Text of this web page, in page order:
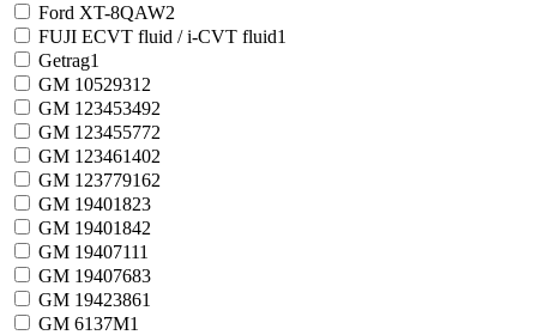
Ford XT-8QAW2
FUJI ECVT fluid / i-CVT fluid1
Getrag1
GM 1052931 2
GM 123453492
GM 123455772
GM 123461402
GM 123779162
GM 19401823
GM 19401842
GM 19407111
GM 19407683
GM 19423861
GM 6137M1